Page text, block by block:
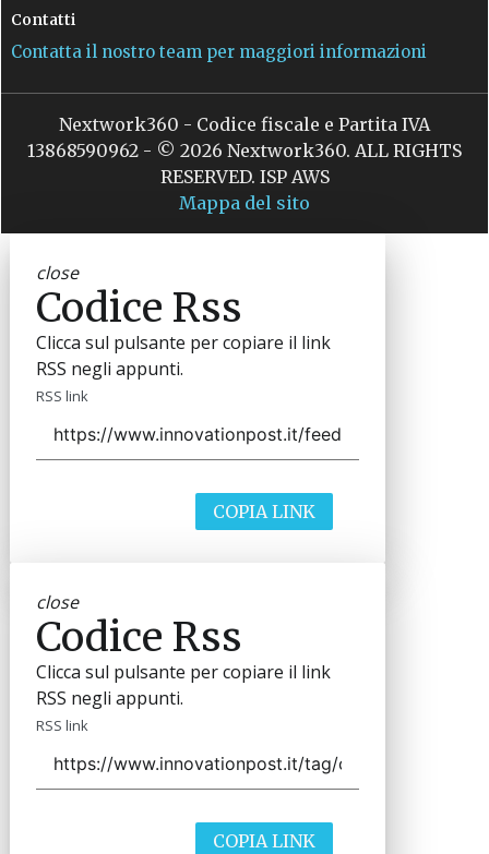
Contatti
Contatta il nostro team per maggiori informazioni
Nextwork360 - Codice fiscale e Partita IVA
13868590962 - © 2026 Nextwork360. ALL RIGHTS
RESERVED. ISP AWS
Mappa del sito
close
Codice Rss
Clicca sul pulsante per copiare il link
RSS negli appunti.
RSS link
COPIA LINK
close
Codice Rss
Clicca sul pulsante per copiare il link
RSS negli appunti.
RSS link
COPIA LINK